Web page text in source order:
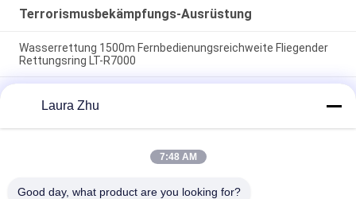
Terrorismusbekämpfungs-Ausrüstung
Wasserrettung 1500m Fernbedienungsreichweite Fliegender
Rettungsring LT-R7000
Laserentfernung für Minen mit einer Reichweite von 300 m,
Explosionssicherer Feuerwehrroboter mit 6500N
Traktionskraft 1100m Fernbedienung und 78,1%
Laura Zhu
7:48 AM
Good day, what product are you looking for?